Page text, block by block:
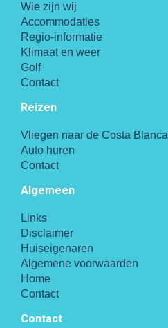
Wie zijn wij
Accommodaties
Regio-informatie
Klimaat en weer
Golf
Contact
Reizen
Vliegen naar de Costa Blanca
Auto huren
Contact
Algemeen
Links
Disclaimer
Huiseigenaren
Algemene voorwaarden
Home
Contact
Contact